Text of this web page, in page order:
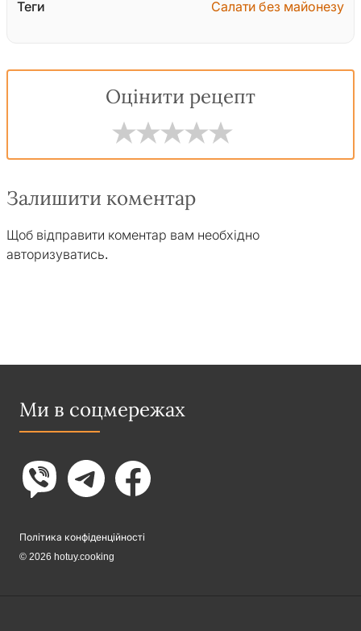
Теги Салати без майонезу
Оцінити рецепт
Залишити коментар
Щоб відправити коментар вам необхідно
авторизуватись.
Ми в соцмережах
Політика конфіденційності
© 2026 hotuy.cooking